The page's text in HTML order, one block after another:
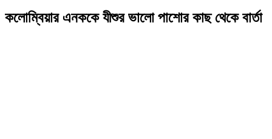
কলোম্বিয়ার এনককে যীশুর ভালো পাশোর কাছ থেকে বার্তা